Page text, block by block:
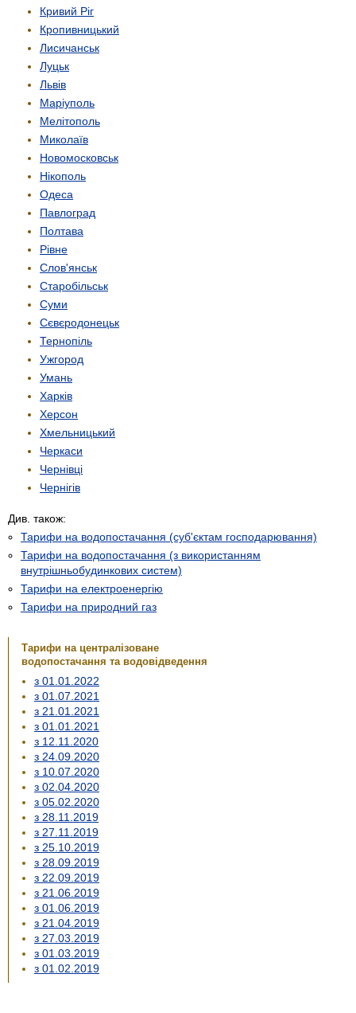
Кривий Ріг
Кропивницький
Лисичанськ
Луцьк
Львів
Маріуполь
Мелітополь
Миколаїв
Новомосковськ
Нікополь
Одеса
Павлоград
Полтава
Рівне
Слов'янськ
Старобільськ
Суми
Сєвєродонецьк
Тернопіль
Ужгород
Умань
Харків
Херсон
Хмельницький
Черкаси
Чернівці
Чернігів
Див. також:
Тарифи на водопостачання (суб'єктам господарювання)
Тарифи на водопостачання (з використанням
внутрішньобудинкових систем)
Тарифи на електроенергію
Тарифи на природний газ
Тарифи на централізоване
водопостачання та водовідведення
з 01.01.2022
з 01.07.2021
з 21.01.2021
з 01.01.2021
з 12.11.2020
з 24.09.2020
з 10.07.2020
з 02.04.2020
з 05.02.2020
з 28.11.2019
з 27.11.2019
з 25.10.2019
з 28.09.2019
з 22.09.2019
з 21.06.2019
з 01.06.2019
з 21.04.2019
з 27.03.2019
з 01.03.2019
з 01.02.2019